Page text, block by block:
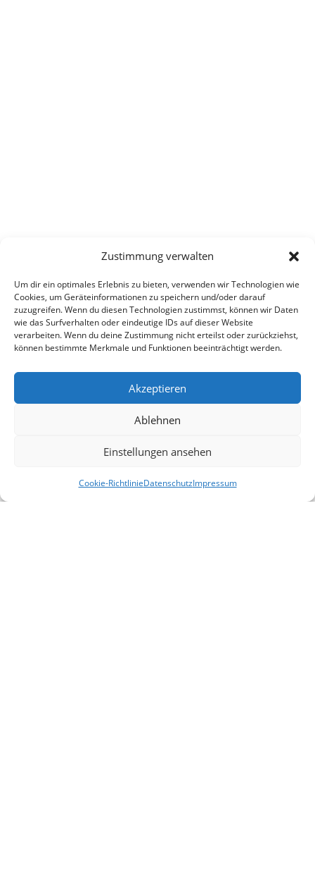
Zustimmung verwalten
Um dir ein optimales Erlebnis zu bieten, verwenden wir Technologien wie
Cookies, um Geräteinformationen zu speichern und/oder darauf
zuzugreifen. Wenn du diesen Technologien zustimmst, können wir Daten
wie das Surfverhalten oder eindeutige IDs auf dieser Website
verarbeiten. Wenn du deine Zustimmung nicht erteilst oder zurückziehst,
können bestimmte Merkmale und Funktionen beeinträchtigt werden.
Akzeptieren
Ablehnen
Einstellungen ansehen
Cookie-RichtlinieDatenschutzImpressum